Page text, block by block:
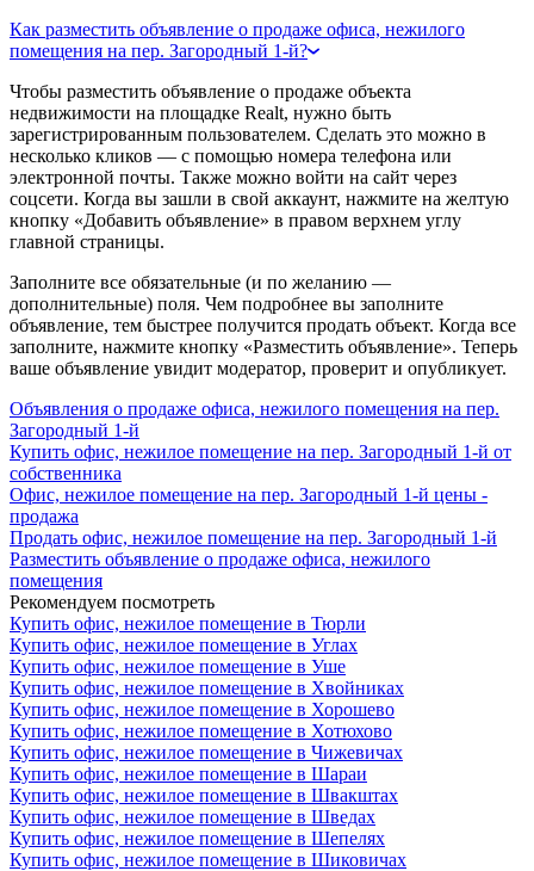
Как разместить объявление о продаже офиса, нежилого
помещения на пер. Загородный 1-й?
Чтобы разместить объявление о продаже объекта
недвижимости на площадке Realt, нужно быть
зарегистрированным пользователем. Сделать это можно в
несколько кликов — с помощью номера телефона или
электронной почты. Также можно войти на сайт через
соцсети. Когда вы зашли в свой аккаунт, нажмите на желтую
кнопку «Добавить объявление» в правом верхнем углу
главной страницы.
Заполните все обязательные (и по желанию —
дополнительные) поля. Чем подробнее вы заполните
объявление, тем быстрее получится продать объект. Когда все
заполните, нажмите кнопку «Разместить объявление». Теперь
ваше объявление увидит модератор, проверит и опубликует.
Объявления о продаже офиса, нежилого помещения на пер.
Загородный 1-й
Купить офис, нежилое помещение на пер. Загородный 1-й от
собственника
Офис, нежилое помещение на пер. Загородный 1-й цены -
продажа
Продать офис, нежилое помещение на пер. Загородный 1-й
Разместить объявление о продаже офиса, нежилого
помещения
Рекомендуем посмотреть
Купить офис, нежилое помещение в Тюрли
Купить офис, нежилое помещение в Углах
Купить офис, нежилое помещение в Уше
Купить офис, нежилое помещение в Хвойниках
Купить офис, нежилое помещение в Хорошево
Купить офис, нежилое помещение в Хотюхово
Купить офис, нежилое помещение в Чижевичах
Купить офис, нежилое помещение в Шараи
Купить офис, нежилое помещение в Швакштах
Купить офис, нежилое помещение в Шведах
Купить офис, нежилое помещение в Шепелях
Купить офис, нежилое помещение в Шиковичах